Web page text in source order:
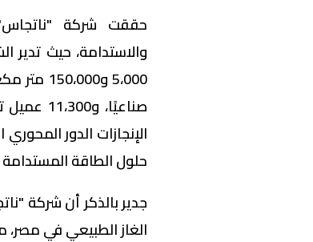
حققت شركة "ناتجاس"
الإنجازات الدور
حلول الطاقة
جدير بالذكر أن شركة
الغاز الطبيعي في مصر،